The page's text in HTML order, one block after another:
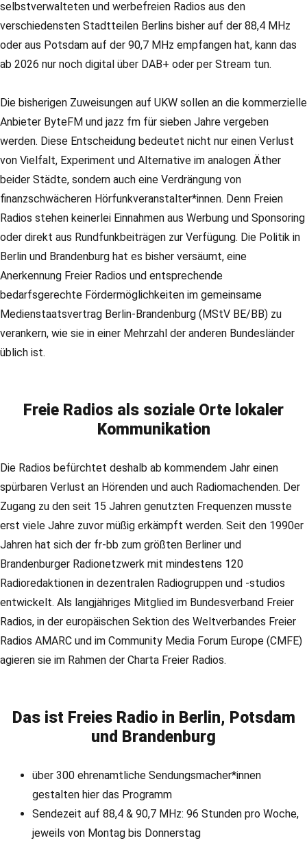
selbstverwalteten und werbefreien Radios aus den
verschiedensten Stadtteilen Berlins bisher auf der 88,4 MHz
oder aus Potsdam auf der 90,7 MHz empfangen hat, kann das
ab 2026 nur noch digital über DAB+ oder per Stream tun.
Die bisherigen Zuweisungen auf UKW sollen an die kommerzielle
Anbieter ByteFM und jazz fm für sieben Jahre vergeben
werden. Diese Entscheidung bedeutet nicht nur einen Verlust
von Vielfalt, Experiment und Alternative im analogen Äther
beider Städte, sondern auch eine Verdrängung von
finanzschwächeren Hörfunkveranstalter*innen. Denn Freien
Radios stehen keinerlei Einnahmen aus Werbung und Sponsoring
oder direkt aus Rundfunkbeiträgen zur Verfügung. Die Politik in
Berlin und Brandenburg hat es bisher versäumt, eine
Anerkennung Freier Radios und entsprechende
bedarfsgerechte Fördermöglichkeiten im gemeinsame
Medienstaatsvertrag Berlin-Brandenburg (MStV BE/BB) zu
verankern, wie sie in einer Mehrzahl der anderen Bundesländer
üblich ist.
Freie Radios als soziale Orte lokaler
Kommunikation
Die Radios befürchtet deshalb ab kommendem Jahr einen
spürbaren Verlust an Hörenden und auch Radiomachenden. Der
Zugang zu den seit 15 Jahren genutzten Frequenzen musste
erst viele Jahre zuvor müßig erkämpft werden. Seit den 1990er
Jahren hat sich der fr-bb zum größten Berliner und
Brandenburger Radionetzwerk mit mindestens 120
Radioredaktionen in dezentralen Radiogruppen und -studios
entwickelt. Als langjähriges Mitglied im Bundesverband Freier
Radios, in der europäischen Sektion des Weltverbandes Freier
Radios AMARC und im Community Media Forum Europe (CMFE)
agieren sie im Rahmen der Charta Freier Radios.
Das ist Freies Radio in Berlin, Potsdam
und Brandenburg
über 300 ehrenamtliche Sendungsmacher*innen
gestalten hier das Programm
Sendezeit auf 88,4 & 90,7 MHz: 96 Stunden pro Woche,
jeweils von Montag bis Donnerstag